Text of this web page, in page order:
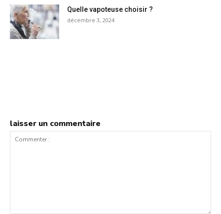
Quelle vapoteuse choisir ?
décembre 3, 2024
laisser un commentaire